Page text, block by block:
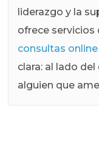
liderazgo y la
ofrece servicios
consultas online
clara: al lado
alguien que